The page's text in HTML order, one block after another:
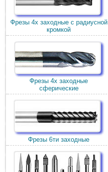
Фрезы 4х заходные с радиусной
кромкой
Фрезы 4х заходные
сферические
Фрезы 6ти заходные